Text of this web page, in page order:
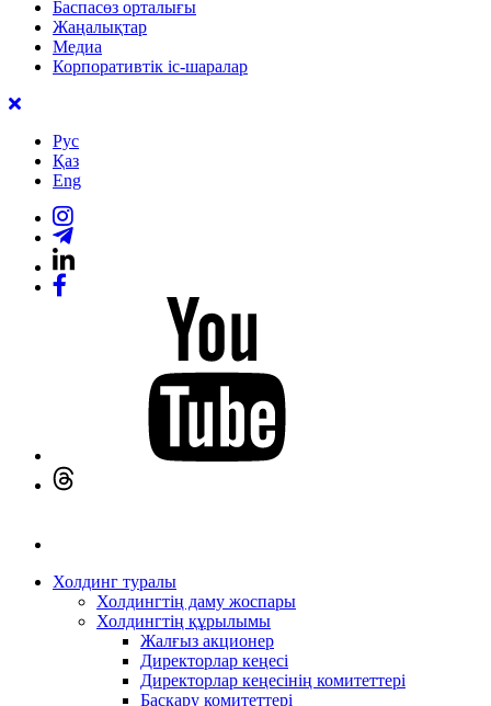
Баспасөз орталығы
Жаңалықтар
Медиа
Корпоративтік іс-шаралар
Рус
Қаз
Eng
Холдинг туралы
Холдингтің даму жоспары
Холдингтің құрылымы
Жалғыз акционер
Директорлар кеңесі
Директорлар кеңесінің комитеттері
Басқару комитеттері